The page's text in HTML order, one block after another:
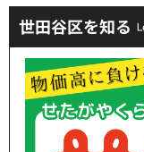
世田谷区を知る